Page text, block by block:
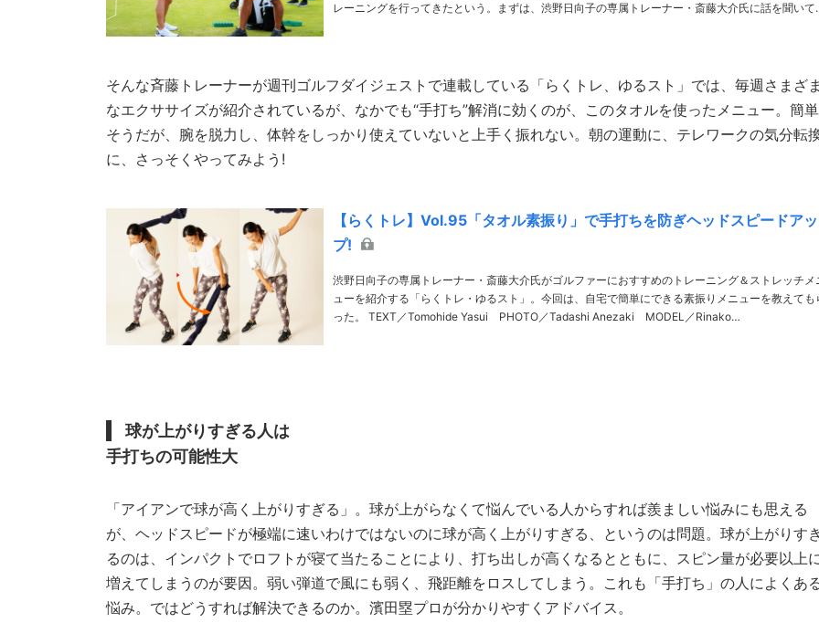
レーニングを行ってきたという。まずは、渋野日向子の専属トレーナー・斎藤大介氏に話を聞いて
そんな斉藤トレーナーが週刊ゴルフダイジェストで連載している「らくトレ、ゆるスト」では、毎週さまざ
なエクササイズが紹介されているが、なかでも“手打ち”解消に効くのが、このタオルを使ったメニュー。簡単
そうだが、腕を脱力し、体幹をしっかり使えていないと上手く振れない。朝の運動に、テレワークの気分転
に、さっそくやってみよう!
【らくトレ】Vol.95「タオル素振り」で手打ちを防ぎヘッドスピードアッ
プ!
渋野日向子の専属トレーナー・斎藤大介氏がゴルファーにおすすめのトレーニング＆ストレッチメ
ューを紹介する「らくトレ・ゆるスト」。今回は、自宅で簡単にできる素振りメニューを教えても
った。 TEXT／Tomohide Yasui PHOTO／Tadashi Anezaki MODEL／Rinako
球が上がりすぎる人は
手打ちの可能性大
「アイアンで球が高く上がりすぎる」。球が上がらなくて悩んでいる人からすれば羨ましい悩みにも思える
が、ヘッドスピードが極端に速いわけではないのに球が高く上がりすぎる、というのは問題。球が上がりす
るのは、インパクトでロフトが寝て当たることにより、打ち出しが高くなるとともに、スピン量が必要以上
増えてしまうのが要因。弱い弾道で風にも弱く、飛距離をロスしてしまう。これも「手打ち」の人によくあ
悩み。ではどうすれば解決できるのか。濱田塁プロが分かりやすくアドバイス。